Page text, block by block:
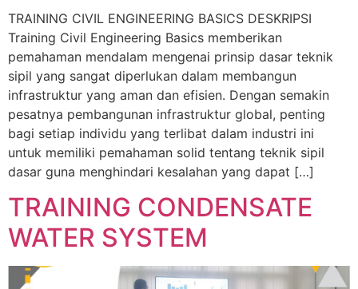
TRAINING CIVIL ENGINEERING BASICS DESKRIPSI
Training Civil Engineering Basics memberikan
pemahaman mendalam mengenai prinsip dasar teknik
sipil yang sangat diperlukan dalam membangun
infrastruktur yang aman dan efisien. Dengan semakin
pesatnya pembangunan infrastruktur global, penting
bagi setiap individu yang terlibat dalam industri ini
untuk memiliki pemahaman solid tentang teknik sipil
dasar guna menghindari kesalahan yang dapat […]
TRAINING CONDENSATE
WATER SYSTEM